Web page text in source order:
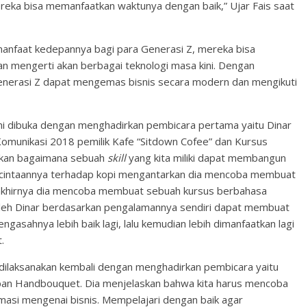
bisa memanfaatkan waktunya dengan baik,” Ujar Fais saat
kedepannya bagi para Generasi Z, mereka bisa
mengerti akan berbagai teknologi masa kini. Dengan
Z dapat mengemas bisnis secara modern dan mengikuti
dengan menghadirkan pembicara pertama yaitu Dinar
2018 pemilik Kafe “Sitdown Cofee” dan Kursus
bagaimana sebuah skillyang kita miliki dapat membangun
terhadap kopi mengantarkan dia mencoba membuat
dia mencoba membuat sebuah kursus berbahasa
Dinar berdasarkan pengalamannya sendiri dapat membuat
lebih baik lagi, lalu kemudian lebih dimanfaatkan lagi
kembali dengan menghadirkan pembicara yaitu
Handbouquet. Dia menjelaskan bahwa kita harus mencoba
mengenai bisnis. Mempelajari dengan baik agar